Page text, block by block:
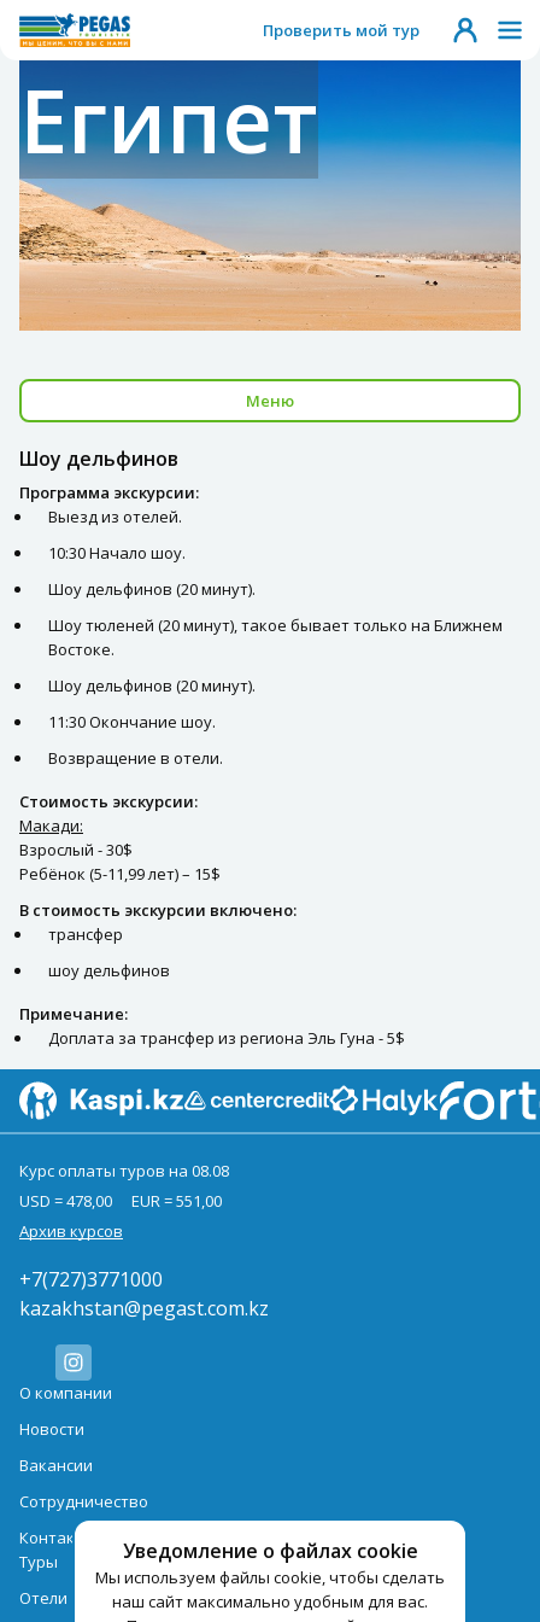
Проверить мой тур
Египет
Меню
Шоу дельфинов
Программа экскурсии:
Выезд из отелей.
10:30 Начало шоу.
Шоу дельфинов (20 минут).
Шоу тюленей (20 минут), такое бывает только на Ближнем
Востоке.
Шоу дельфинов (20 минут).
11:30 Окончание шоу.
Возвращение в отели.
Стоимость экскурсии:
Макади:
Взрослый - 30$
Ребёнок (5-11,99 лет) – 15$
В стоимость экскурсии включено:
трансфер
шоу дельфинов
Примечание:
Доплата за трансфер из региона Эль Гуна - 5$
Уведомление о файлах cookie
Мы используем файлы cookie, чтобы сделать
наш сайт максимально удобным для вас.
Курс оплаты туров на 08.08
USD = 478,00
EUR = 551,00
Архив курсов
+7(727)3771000
kazakhstan@pegast.com.kz
О компании
Новости
Вакансии
Сотрудничество
Контактная информация
Туры
Отели